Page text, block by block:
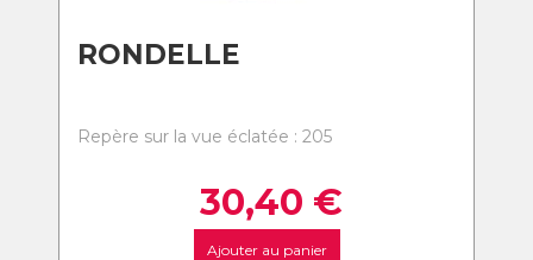
RONDELLE
Repère sur la vue éclatée : 205
30,40 €
Ajouter au panier